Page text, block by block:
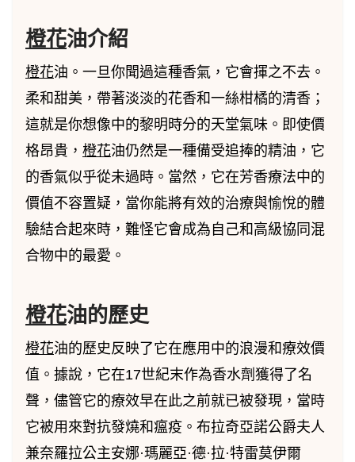
橙花油介紹
橙花油。一旦你聞過這種香氣，它會揮之不去。
柔和甜美，帶著淡淡的花香和一絲柑橘的清香；
這就是你想像中的黎明時分的天堂氣味。即使價
格昂貴， 橙花油仍然是一種備受追捧的精油，它
的香氣似乎從未過時。當然，它在芳香療法中的
價值不容置疑，當你能將有效的治療與愉悅的體
驗結合起來時，難怪它會成為自己和高級協同混
合物中的最愛。
橙花油的歷史
橙花油的歷史反映了它在應用中的浪漫和療效價
值。據說，它在17世紀末作為香水劑獲得了名
聲，儘管它的療效早在此之前就已被發現，當時
它被用來對抗發燒和瘟疫。布拉奇亞諾公爵夫人
兼奈羅拉公主安娜·瑪麗亞·德·拉·特雷莫伊爾